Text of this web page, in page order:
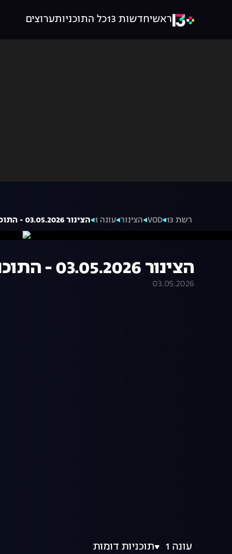
ראשיחדשות 13 כל התוכניותערוצים
רשת 13 VOD הצינור עונה 1 הצינור 03.05.2026 - התוכנית המלאה
הצינור 03.05.2026 - התוכנית המלאה
03.05.2026
עונה 1 תוכניות דומות